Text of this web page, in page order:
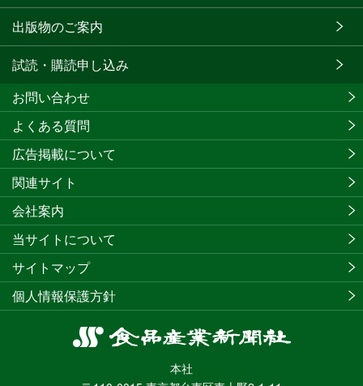
出版物のご案内
試読・購読申し込み
食
産
本社
お問い合わせ
よくある質問
広告掲載について
関連サイト
会社案内
当サイトについて
サイトマップ
個人情報保護方針